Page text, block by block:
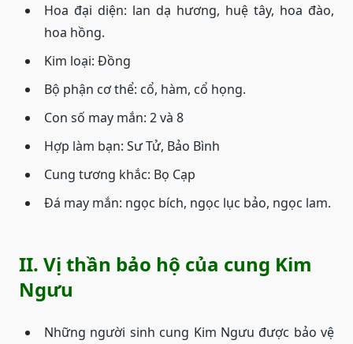
Hoa đại diện: lan dạ hương, huệ tây, hoa đào,
hoa hồng.
Kim loại: Đồng
Bộ phận cơ thể: cổ, hàm, cổ họng.
Con số may mắn: 2 và 8
Hợp làm bạn: Sư Tử, Bảo Bình
Cung tương khắc: Bọ Cạp
Đá may mắn: ngọc bích, ngọc lục bảo, ngọc lam.
II. Vị thần bảo hộ của cung Kim
Ngưu
Những người sinh cung Kim Ngưu được bảo vệ